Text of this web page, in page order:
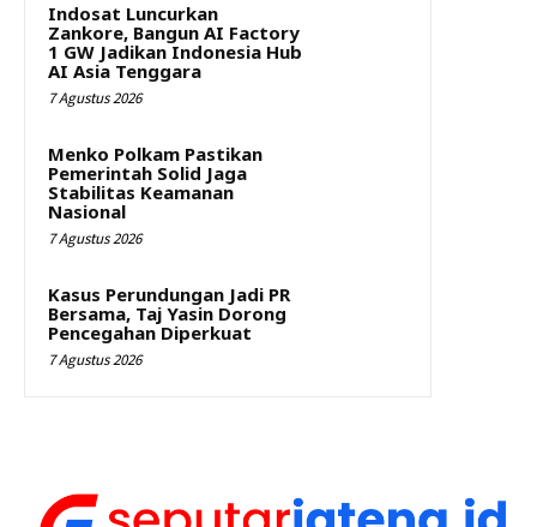
Indosat Luncurkan
Zankore, Bangun AI Factory
1 GW Jadikan Indonesia Hub
AI Asia Tenggara
7 Agustus 2026
Menko Polkam Pastikan
Pemerintah Solid Jaga
Stabilitas Keamanan
Nasional
7 Agustus 2026
Kasus Perundungan Jadi PR
Bersama, Taj Yasin Dorong
Pencegahan Diperkuat
7 Agustus 2026